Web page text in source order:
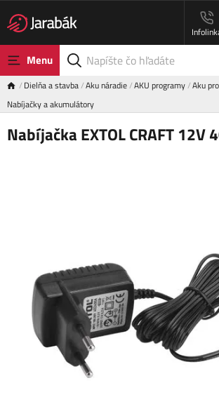
Menu
Dielňa a stavba Aku náradie AKU programy Aku
Nabíjačky a akumulátory
Nabíjačka EXTOL CRAFT 12V